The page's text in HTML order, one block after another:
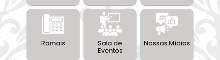
Ramais Sala de
Eventos
Nossas Mídias